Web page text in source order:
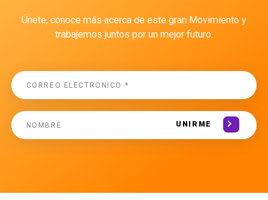
Únete, conoce más acerca de este gran Movimiento y
trabajemos juntos por un mejor futuro.
UNIRME